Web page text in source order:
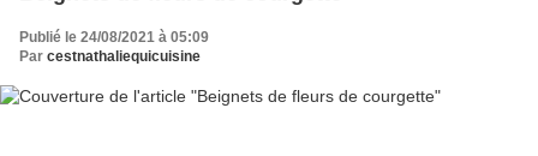
Publié le 24/08/2021 à 05:09
Par cestnathaliequicuisine